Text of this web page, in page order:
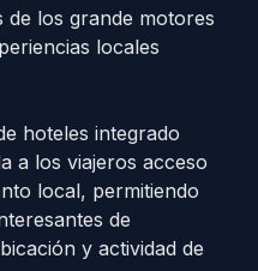
los grande motores
locales
hoteles integrado
a los viajeros acceso
local, permitiendo
de
y actividad de